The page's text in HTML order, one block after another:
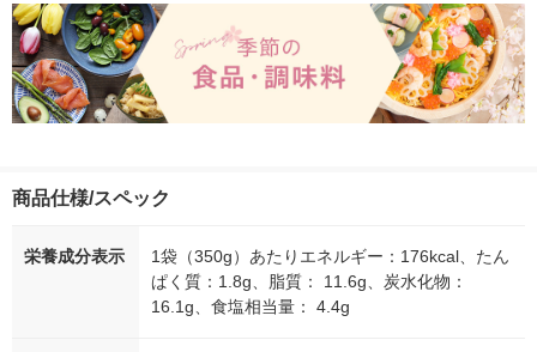
商品仕様/スペック
栄養成分表示
1袋（350g）あたりエネルギー：176kcal、たん
ぱく質：1.8g、脂質： 11.6g、炭水化物：
16.1g、食塩相当量： 4.4g